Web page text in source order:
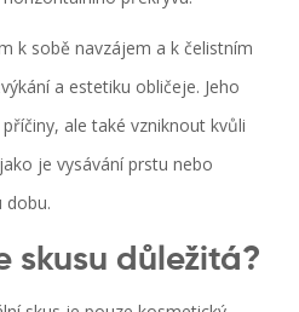
k sobě navzájem a k čelistním
a estetiku obličeje. Jeho
ale také vzniknout kvůli
je vysávání prstu nebo
dobu.
skusu důležitá?